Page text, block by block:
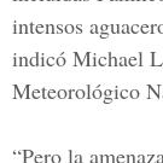
intensos
indicó Michael
Meteorológico
“Pero la